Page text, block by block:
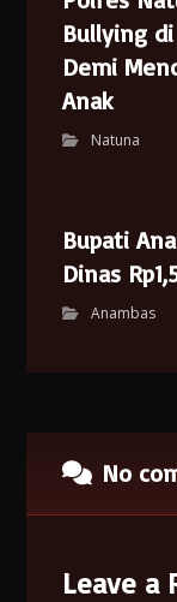
Bullying
Demi
Anak
Natuna
Bupati
Dinas
Anambas
No
Leave a